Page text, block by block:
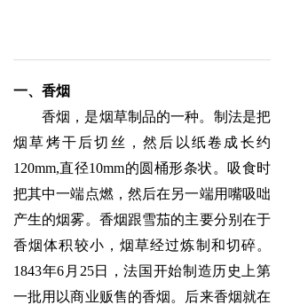
一、香烟
香烟，是烟草制品的一种。制法是把
烟草烤干后切丝，然后以纸卷成长约
120mm,直径10mm的圆桶形条状。吸食时
把其中一端点燃，然后在另一端用嘴吸咄
产生的烟雾。香烟跟雪茄的主要分别在于
香烟体积较小，烟草经过炼制和切碎。
1843年6月25日，法国开始制造历史上第
一批用以商业贩售的香烟。后来香烟就在